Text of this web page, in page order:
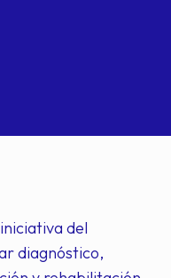
del
diagnóstico,